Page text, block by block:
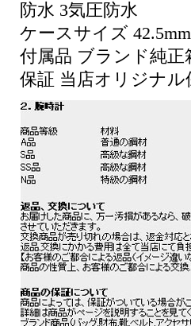
防水 3気圧防水
ケースサイズ 42.5mm
付属品 ブランド純正
保証 当店オリジナル